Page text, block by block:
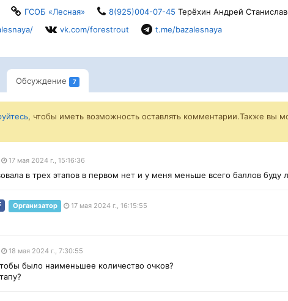
ГСОБ «Лесная» 8(925)004-07-45 Терёхин Андрей
vk.com/forestrout t.me/bazalesnaya
Обсуждение 7
, чтобы иметь возможность оставлять комментарии.Также вы
17 мая 2024 г., 15:16:36
в трех этапов в первом нет и у меня меньше всего баллов буду
Организатор 17 мая 2024 г., 16:15:55
18 мая 2024 г., 7:30:55
было наименьшее количество очков?